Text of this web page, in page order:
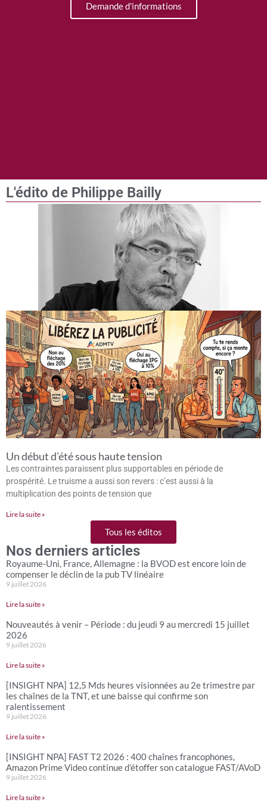
Demande d'informations
L'édito de Philippe Bailly
Un début d’été sous haute tension
Les contraintes paraissent plus supportables en période de
prospérité. Le truisme a aussi son revers : c’est aussi à la
multiplication des points de tension que
Lire la suite »
Tous les éditos
Nos derniers articles
Royaume-Uni, France, Allemagne : la BVOD est encore loin de
compenser le déclin de la pub TV linéaire
9 juillet 2026
Lire la suite »
Nouveautés à venir – Période : du jeudi 9 au mercredi 15 juillet
2026
9 juillet 2026
Lire la suite »
[INSIGHT NPA] 12,5 Mds heures visionnées au 2e trimestre par
les chaînes de la TNT, et une baisse qui confirme son
ralentissement
9 juillet 2026
Lire la suite »
[INSIGHT NPA] FAST T2 2026 : 400 chaînes francophones,
Amazon Prime Video continue d’étoffer son catalogue FAST/AVoD
9 juillet 2026
Lire la suite »